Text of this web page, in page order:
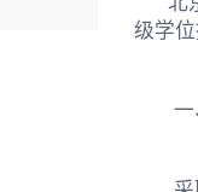
级学